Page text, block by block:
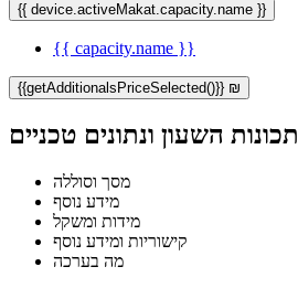
{{ device.activeMakat.capacity.name }}
{{ capacity.name }}
{{getAdditionalsPriceSelected()}} ₪
תכונות השעון ונתונים טכניים
מסך וסוללה
מידע נוסף
מידות ומשקל
קישוריות ומידע נוסף
מה בערכה